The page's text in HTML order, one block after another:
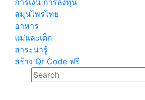
การเงิน การลงทุน
สมุนไพรไทย
อาหาร
แม่และเด็ก
สาระน่ารู้
สร้าง Qr Code ฟรี